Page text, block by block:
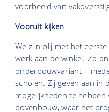
voorbeeld van
Vooruit kijken
We zijn blij met het
werk aan de winkel. Zo
onderbouwvariant –
scholen. Zij geven aan in
mogelijkheden te
bovenbouw, waar het